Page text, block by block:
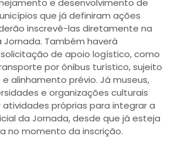
e desenvolvimento de
que já definiram ações
inscrevê-las diretamente na
Também haverá
de apoio logístico, como
por ônibus turístico, sujeito
alinhamento prévio. Já museus,
e organizações culturais
próprias para integrar a
da Jornada, desde que já esteja
no momento da inscrição.